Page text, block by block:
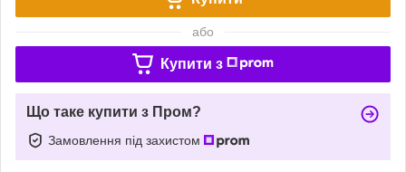
або
Купити з
Що таке купити з Пром?
Замовлення під захистом